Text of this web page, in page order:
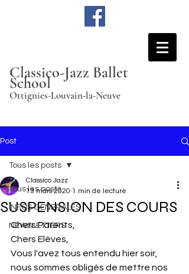
Classico-Jazz Ballet
School
Ottignies-Louvain-la-Neuve
Post
Tous les posts
INFOS GENERALES
NEWSLETTERS
Tous les posts
SUSPENSION DES COURS
Classico Jazz
13 mars 2020 1 min de lecture
Chers Parents,
Chers Elèves,
Vous l'avez tous entendu hier soir,
nous sommes obligés de mettre nos